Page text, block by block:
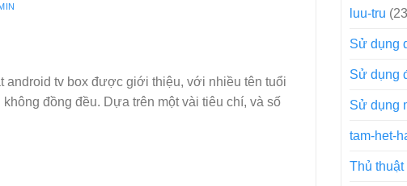
android tv box được giới thiệu, với nhiều tên tuổi
đồng đều. Dựa trên một vài tiêu chí, và số
luu-tru
Sử dụng
Sử dụng
Sử dụng
tam-het-
Thủ thuật